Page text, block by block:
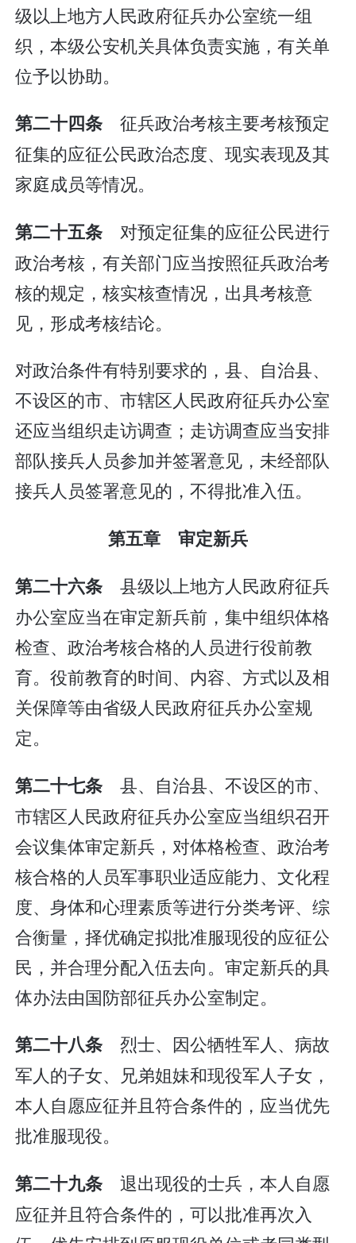
级以上地方人民政府征兵办公室统一组
织，本级公安机关具体负责实施，有关单
位予以协助。
第二十四条 征兵政治考核主要考核预定
征集的应征公民政治态度、现实表现及其
家庭成员等情况。
第二十五条 对预定征集的应征公民进行
政治考核，有关部门应当按照征兵政治考
核的规定，核实核查情况，出具考核意
见，形成考核结论。
对政治条件有特别要求的，县、自治县、
不设区的市、市辖区人民政府征兵办公室
还应当组织走访调查；走访调查应当安排
部队接兵人员参加并签署意见，未经部队
接兵人员签署意见的，不得批准入伍。
第五章 审定新兵
第二十六条 县级以上地方人民政府征兵
办公室应当在审定新兵前，集中组织体格
检查、政治考核合格的人员进行役前教
育。役前教育的时间、内容、方式以及相
关保障等由省级人民政府征兵办公室规
定。
第二十七条 县、自治县、不设区的市、
市辖区人民政府征兵办公室应当组织召开
会议集体审定新兵，对体格检查、政治考
核合格的人员军事职业适应能力、文化程
度、身体和心理素质等进行分类考评、综
合衡量，择优确定拟批准服现役的应征公
民，并合理分配入伍去向。审定新兵的具
体办法由国防部征兵办公室制定。
第二十八条 烈士、因公牺牲军人、病故
军人的子女、兄弟姐妹和现役军人子女，
本人自愿应征并且符合条件的，应当优先
批准服现役。
第二十九条 退出现役的士兵，本人自愿
应征并且符合条件的，可以批准再次入